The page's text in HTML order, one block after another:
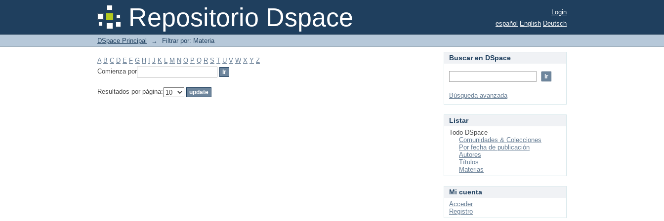
Repositorio Dspace
Filtrar por: Materia
Login
español English Deutsch
DSpace Principal → Filtrar por: Materia
A B C D E F G H J K L M N O P Q R S T U V W X Y Z
Comienza por
Resultados por página:
Buscar en DSpace
Búsqueda avanzada
Listar
Todo DSpace
Comunidades & Colecciones
Por fecha de publicación
Autores
Títulos
Materias
Mi cuenta
Acceder
Registro